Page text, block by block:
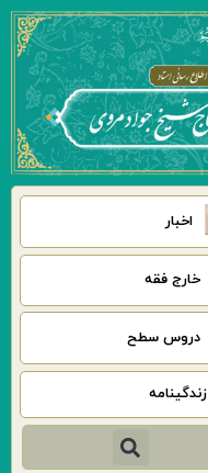
اخبار
خارج فقه
دروس سطح
زندگینامه
جستجو